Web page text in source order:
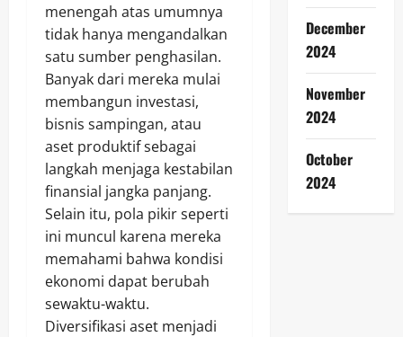
menengah atas umumnya
tidak hanya mengandalkan
satu sumber penghasilan.
Banyak dari mereka mulai
membangun investasi,
bisnis sampingan, atau
aset produktif sebagai
langkah menjaga kestabilan
finansial jangka panjang.
Selain itu, pola pikir seperti
ini muncul karena mereka
memahami bahwa kondisi
ekonomi dapat berubah
sewaktu-waktu.
Diversifikasi aset menjadi
December
2024
November
2024
October
2024